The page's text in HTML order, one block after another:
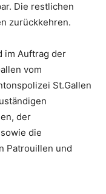
Die restlichen
zurückkehren.
im Auftrag der
vom
St.Gallen
der
die
Patrouillen und